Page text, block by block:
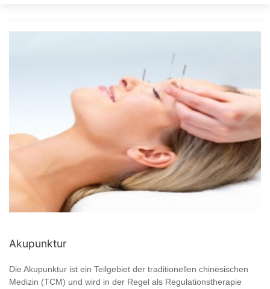
Akupunktur
Die Akupunktur ist ein Teilgebiet der traditionellen chinesischen
Medizin (TCM) und wird in der Regel als Regulationstherapie